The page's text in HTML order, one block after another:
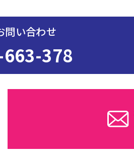
問い合わせ
378